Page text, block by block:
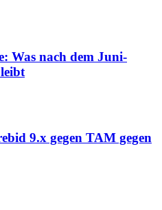
Was nach dem Juni-
9.x gegen TAM gegen